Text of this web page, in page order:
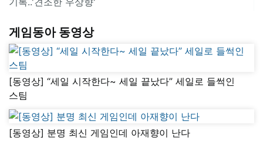
게임동아 동영상
[동영상] “세일 시작한다~ 세일 끝났다” 세일로 들썩인
스팀
[동영상] 분명 최신 게임인데 아재향이 난다